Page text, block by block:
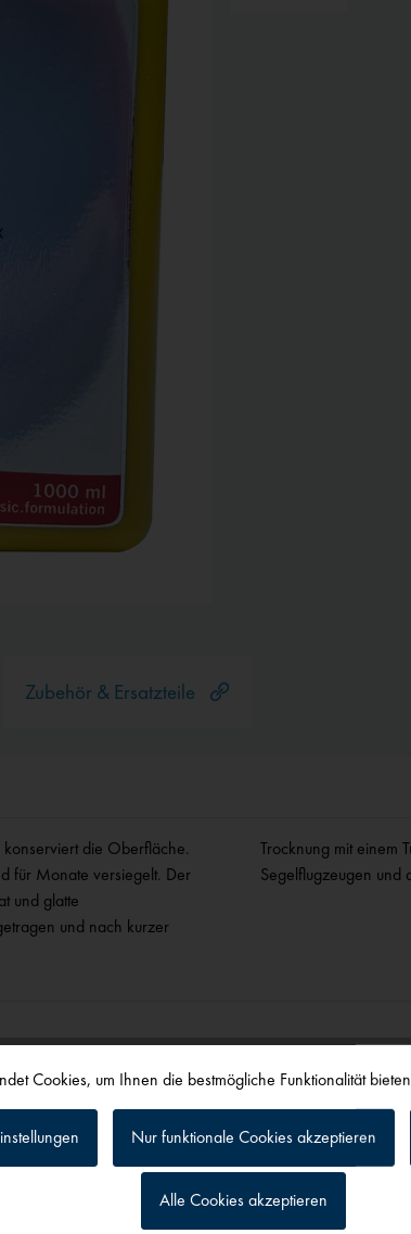
Zubehör & Ersatzteile
die Oberfläche.
für Monate versiegelt. Der
und glatte
und nach kurzer
Ideal für die Pflege von
Segelflugzeugen und
angesehen
Cookies, um Ihnen die bestmögliche Funktionalität
Nur funktionale Cookies akzeptieren
Alle Cookies akzeptieren